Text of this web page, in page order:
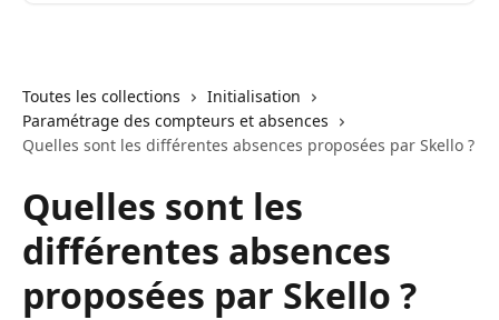
Toutes les collections
Initialisation
Paramétrage des compteurs et absences
Quelles sont les différentes absences proposées par Skello ?
Quelles sont les
différentes absences
proposées par Skello ?